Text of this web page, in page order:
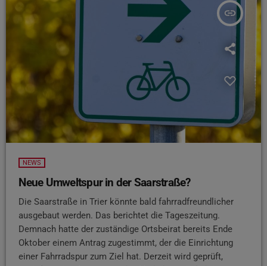
insert_link
NEWS
Neue Umweltspur in der Saarstraße?
Die Saarstraße in Trier könnte bald fahrradfreundlicher
ausgebaut werden. Das berichtet die Tageszeitung.
Demnach hatte der zuständige Ortsbeirat bereits Ende
Oktober einem Antrag zugestimmt, der die Einrichtung
einer Fahrradspur zum Ziel hat. Derzeit wird geprüft,